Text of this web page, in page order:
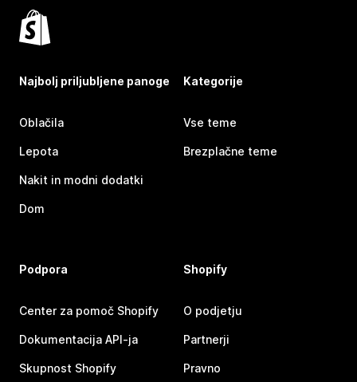
Najbolj priljubljene panoge
Oblačila
Lepota
Nakit in modni dodatki
Dom
Kategorije
Vse teme
Brezplačne teme
Podpora
Center za pomoč Shopify
Dokumentacija API-ja
Skupnost Shopify
Shopify
O podjetju
Partnerji
Pravno